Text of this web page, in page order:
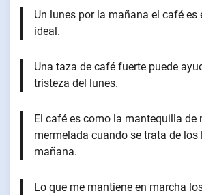
Un lunes por la mañana el café es
ideal.
Una taza de café fuerte puede
tristeza del lunes.
El café es como la mantequilla de
mermelada cuando se trata de los
mañana.
Lo que me mantiene en marcha